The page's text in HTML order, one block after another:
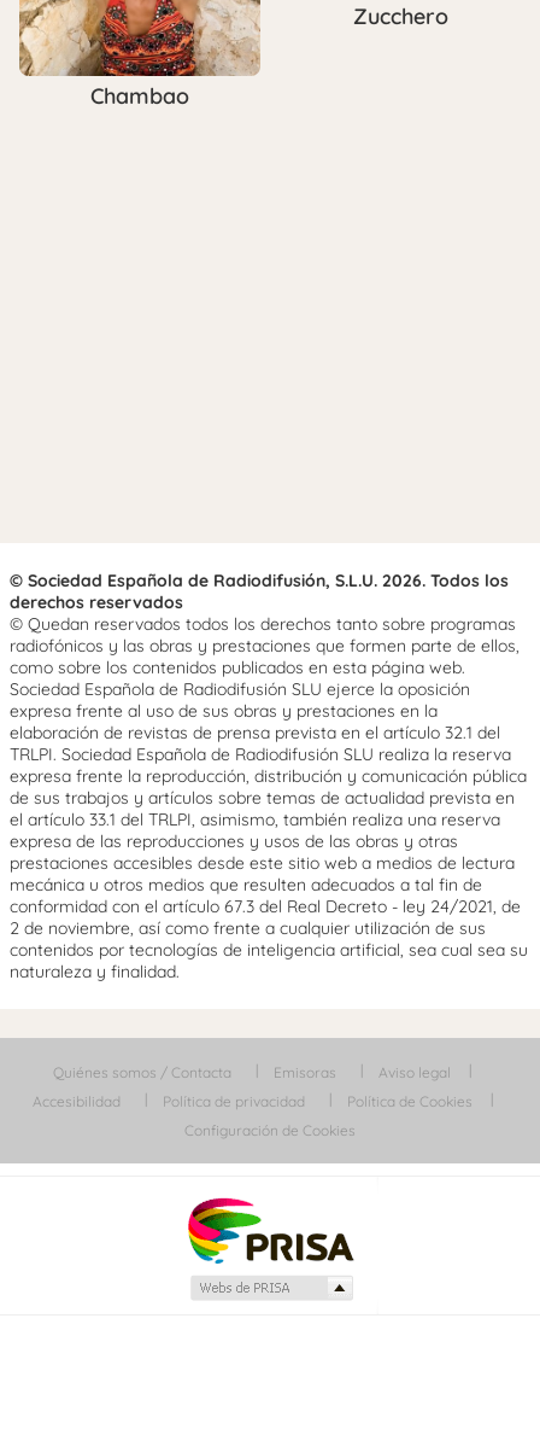
Chambao
Zucchero
© Sociedad Española de Radiodifusión, S.L.U. 2026. Todos los
derechos reservados
© Quedan reservados todos los derechos tanto sobre programas
radiofónicos y las obras y prestaciones que formen parte de ellos,
como sobre los contenidos publicados en esta página web.
Sociedad Española de Radiodifusión SLU ejerce la oposición
expresa frente al uso de sus obras y prestaciones en la
elaboración de revistas de prensa prevista en el artículo 32.1 del
TRLPI. Sociedad Española de Radiodifusión SLU realiza la reserva
expresa frente la reproducción, distribución y comunicación pública
de sus trabajos y artículos sobre temas de actualidad prevista en
el artículo 33.1 del TRLPI, asimismo, también realiza una reserva
expresa de las reproducciones y usos de las obras y otras
prestaciones accesibles desde este sitio web a medios de lectura
mecánica u otros medios que resulten adecuados a tal fin de
conformidad con el artículo 67.3 del Real Decreto - ley 24/2021, de
2 de noviembre, así como frente a cualquier utilización de sus
contenidos por tecnologías de inteligencia artificial, sea cual sea su
naturaleza y finalidad.
Quiénes somos / Contacta Emisoras
Aviso legal
Accesibilidad
Política de privacidad
Política de Cookies
Configuración de Cookies